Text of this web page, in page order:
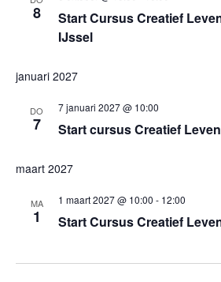
8
Start Cursus Creatief
IJssel
januari 2027
DO
7 Start cursus Creatief
7 januari 2027 @ 10:00
maart 2027
MA
1 Start Cursus Creatief
1 maart 2027 @ 10:00 - 12:00